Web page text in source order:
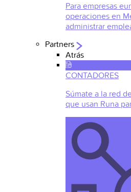
Para empresas
operaciones en
administrar
Partners
Atrás
CONTADORES
Súmate a la red
que usan Runa